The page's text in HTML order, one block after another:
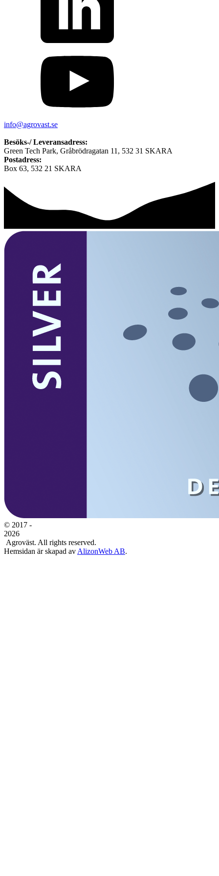
info@agrovast.se
Besöks-/ Leveransadress:
Green Tech Park, Gråbrödragatan 11, 532 31 SKARA
Postadress:
Box 63, 532 21 SKARA
© 2017 -
2026
Agroväst. All rights reserved.
Hemsidan är skapad av AlizonWeb AB.